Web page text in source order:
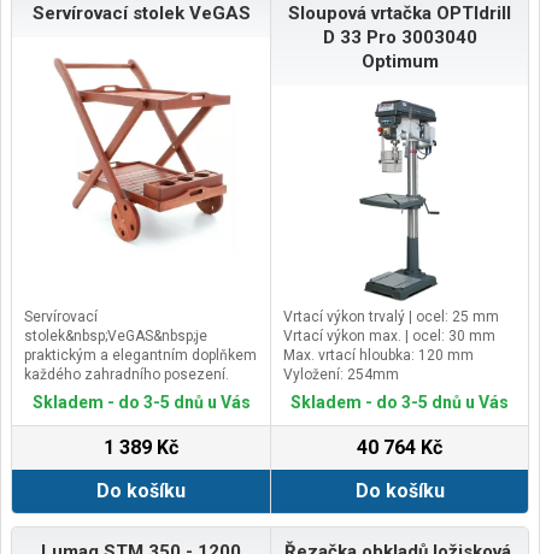
Servírovací stolek VeGAS
Servírovací
stolek&nbsp;VeGAS&nbsp;je
praktickým a elegantním doplňkem
každého zahradního posezení.
Poskytuje dostatekodkládacího
prostoru pro servírování jídel,
nápojů, grilovacích potřeb i
dalšíhopříslušenství, které chcete
mít při stolování vždy po
ruce.Stolek je vyroben z
dřeva Meranti, které je ceněno pro
svou vysokou pevnost, odolnost a
Skladem - do 3-5 dnů u Vás
1 389 Kč
Do košíku
Sloupová vrtačka OPTIdrill
D 33 Pro 3003040
Optimum
Vrtací výkon trvalý | ocel: 25 mm
Vrtací výkon max. | ocel: 30 mm
Max. vrtací hloubka: 120 mm
Vyložení: 254mm
Skladem - do 3-5 dnů u Vás
40 764 Kč
Do košíku